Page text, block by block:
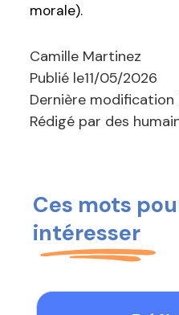
morale).
Camille Martinez
Publié le11/05/2026
Dernière modification
Rédigé par des
Ces mots
intéresser